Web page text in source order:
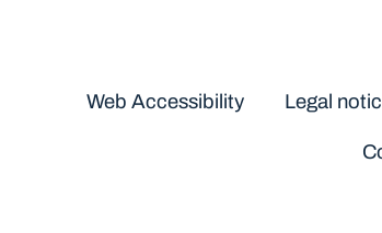
Web Accessibility Legal